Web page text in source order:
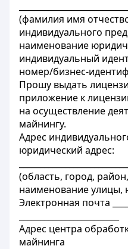
(фамилия имя
индивидуального
наименование
индивидуальный
номер/бизнес-
Прошу выдать
приложение к
на осуществление
майнингу.
Адрес
юридический адрес:
(область, город,
наименование улицы,
Электронная почта
Адрес центра
майнинга